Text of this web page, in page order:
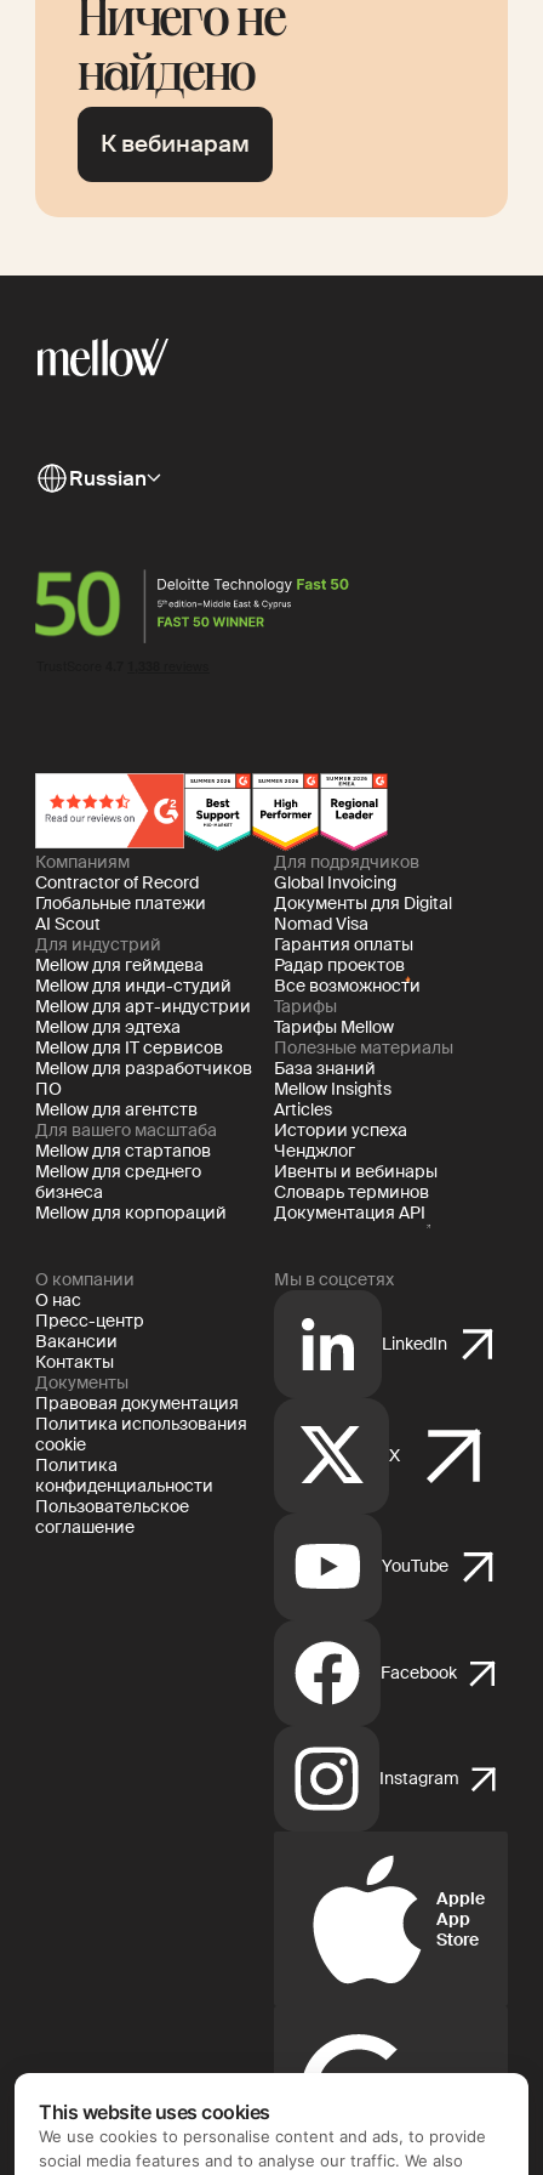
Ничего не
найдено
К вебинарам
Russian
Компаниям
Contractor of Record
Глобальные платежи
AI Scout
Для индустрий
Mellow для геймдева
Mellow для инди-студий
Mellow для арт-индустрии
Mellow для эдтеха
Mellow для IT сервисов
Mellow для разработчиков
ПО
Mellow для агентств
Для вашего масштаба
Mellow для стартапов
Mellow для среднего
бизнеса
Mellow для корпораций
Для подрядчиков
Global Invoicing
Документы для Digital
Nomad Visa
Гарантия оплаты
Радар проектов
Все возможности
Тарифы
Тарифы Mellow
Полезные материалы
База знаний
Mellow Insights
Articles
Истории успеха
Ченджлог
Ивенты и вебинары
Словарь терминов
Документация API
О компании
О нас
Пресс-центр
Вакансии
Контакты
Документы
Правовая документация
Политика использования
cookie
Политика
конфиденциальности
Пользовательское
соглашение
Мы в соцсетях
LinkedIn
X
YouTube
Facebook
Instagram
Apple
App
Store
Google
This website uses cookies
We use cookies to personalise content and ads, to provide
social media features and to analyse our traffic. We also